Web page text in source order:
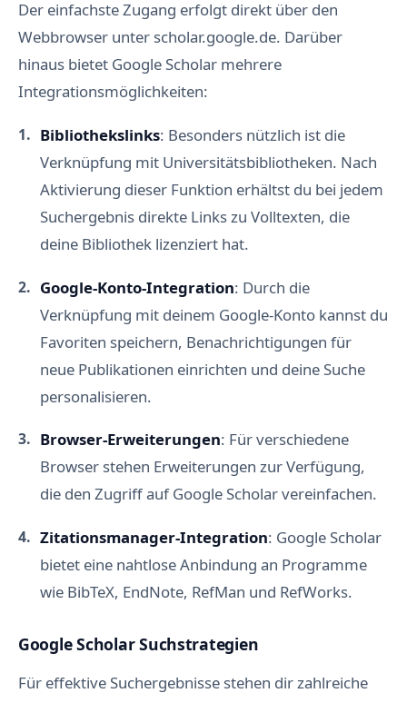
Der einfachste Zugang erfolgt direkt über den
Webbrowser unter scholar.google.de. Darüber
hinaus bietet Google Scholar mehrere
Integrationsmöglichkeiten:
Bibliothekslinks: Besonders nützlich ist die
Verknüpfung mit Universitätsbibliotheken. Nach
Aktivierung dieser Funktion erhältst du bei jedem
Suchergebnis direkte Links zu Volltexten, die
deine Bibliothek lizenziert hat.
Google-Konto-Integration: Durch die
Verknüpfung mit deinem Google-Konto kannst du
Favoriten speichern, Benachrichtigungen für
neue Publikationen einrichten und deine Suche
personalisieren.
Browser-Erweiterungen: Für verschiedene
Browser stehen Erweiterungen zur Verfügung,
die den Zugriff auf Google Scholar vereinfachen.
Zitationsmanager-Integration: Google Scholar
bietet eine nahtlose Anbindung an Programme
wie BibTeX, EndNote, RefMan und RefWorks.
Google Scholar Suchstrategien
Für effektive Suchergebnisse stehen dir zahlreiche